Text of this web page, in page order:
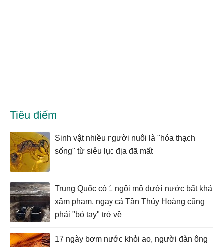
Tiêu điểm
Sinh vật nhiều người nuôi là "hóa thạch
sống" từ siêu lục địa đã mất
Trung Quốc có 1 ngôi mộ dưới nước bất khả
xâm phạm, ngay cả Tần Thủy Hoàng cũng
phải "bó tay" trở về
17 ngày bơm nước khỏi ao, người đàn ông